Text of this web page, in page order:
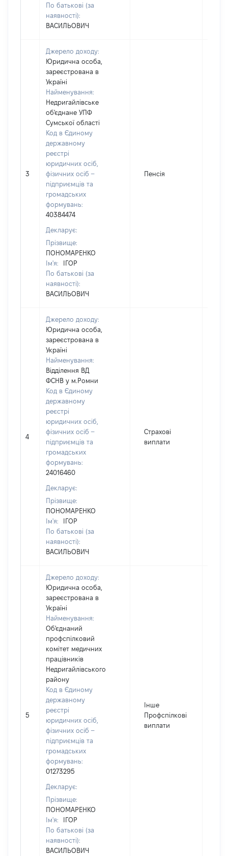
По батькові (за
наявності):
ВАСИЛЬОВИЧ
3
Джерело доходу:
Юридична особа,
зареєстрована в
Україні
Найменування:
Недригайлівське
об'єднане УПФ
Сумської області
Код в Єдиному
державному
реєстрі
юридичних осіб,
фізичних осіб –
підприємців та
громадських
формувань:
40384474
Декларує:
Прізвище:
ПОНОМАРЕНКО
Ім'я:
ІГОР
По батькові (за
наявності):
ВАСИЛЬОВИЧ
Пенсія
4
Джерело доходу:
Юридична особа,
зареєстрована в
Україні
Найменування:
Відділення ВД
ФСНВ у м.Ромни
Код в Єдиному
державному
реєстрі
юридичних осіб,
фізичних осіб –
підприємців та
громадських
формувань:
24016460
Декларує:
Прізвище:
ПОНОМАРЕНКО
Ім'я:
ІГОР
По батькові (за
наявності):
ВАСИЛЬОВИЧ
Страхові
виплати
5
Джерело доходу:
Юридична особа,
зареєстрована в
Україні
Найменування:
Об'єднаний
профспілковий
комітет медичних
працівників
Недригайлівського
району
Код в Єдиному
державному
реєстрі
юридичних осіб,
фізичних осіб –
підприємців та
громадських
формувань:
01273295
Декларує:
Прізвище:
ПОНОМАРЕНКО
Ім'я:
ІГОР
По батькові (за
наявності):
ВАСИЛЬОВИЧ
Інше
Профспілкові
виплати